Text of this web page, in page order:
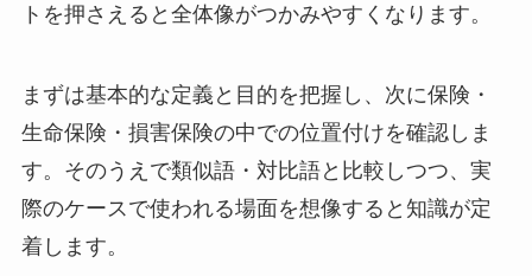
トを押さえると全体像がつかみやすくなります。
まずは基本的な定義と目的を把握し、次に保険・
生命保険・損害保険の中での位置付けを確認しま
す。そのうえで類似語・対比語と比較しつつ、実
際のケースで使われる場面を想像すると知識が定
着します。